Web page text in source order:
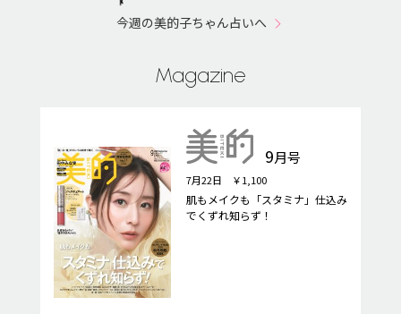
今週の美的子ちゃん占いへ
Magazine
9月号
7月22日 ￥1,100
肌もメイクも「スタミナ」仕込み
でくずれ知らず！